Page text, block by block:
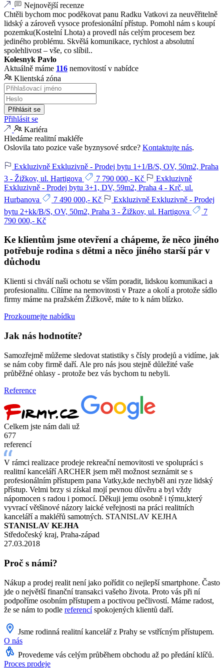
Nejnovější recenze
Chtěli bychom moc poděkovat panu Radku Vatkovi za neuvěřitelně
lidský a zároveň vysoce profesionální přístup. Pomohl nám s koupí
pozemku(Kostelní Lhota) a provedl nás celým procesem bez
jediného problému. Skvělá komunikace, rychlost a absolutní
spolehlivost – vše, co slíbil..
Kolesnyk Pavlo
Aktuálně máme 116 nemovitostí v nabídce
Klientská zóna
Přihlásit se
Přihlásit se
Kariéra
Hledáme realitní makléře
Oslovila tato pozice vaše byznysové srdce? Kontaktujte nás.
Exkluzivně Exkluzivně - Prodej bytu 1+1/B/S, OV, 50m2, Praha
3 - Žižkov, ul. Hartigova
7 790 000,- Kč
Exkluzivně
Exkluzivně - Prodej bytu 3+1, DV, 59m2, Praha 4 - Krč, ul.
Hurbanova
7 490 000,- Kč Exkluzivně Exkluzivně - Prodej
bytu 2+kk/B/S, OV, 50m2, Praha 3 - Žižkov, ul. Hartigova
7
790 000,- Kč
Ke klientům jsme otevřenía chápeme, že něco jiného
potřebuje rodina s dětmi a něco jiného starší pár v
důchodu
Klienti si chválí naši ochotu se vším poradit, lidskou komunikaci a
profesionalitu. Cílíme na nemovitosti v Praze a okolí a protože sídlo
firmy máme na pražském Žižkově, máte to k nám blízko.
Prozkoumejte nabídku
Jak nás hodnotíte?
Samozřejmě můžeme sledovat statistiky s čísly prodejů a vidíme, jak
se nám coby firmě daří. Ale pro nás jsou stejně důležité vaše
průběžné ohlasy - protože bez vás bychom tu nebyli.
Reference
Celkem jste nám dali už
677
referencí
V rámci realizace prodeje rekreační nemovitosti ve spolupráci s
realitní kanceláří ARCHER jsem měl možnost seznámit se s
profesionálním přístupem pana Vatky,kde nechyběl ani ryze lidský
přístup. Velmi brzy si získal mojí pevnou důvěru a byl vždy
nápomocen s radou i pomocí. Děkuji jemu osobně i týmu,který
vyvrací většinové názory laické veřejnosti na práci realitních
kanceláří a makléřů samotných. STANISLAV KEJHA
STANISLAV KEJHA
Středočeský kraj, Praha-západ
27.03.2018
Proč s námi?
Nákup a prodej realit není jako pořídit co nejlepší smartphone. Často
jde o největší finanční transakci vašeho života. Proto vás při ní
podpoříme osobním přístupem a poctivou pečlivostí. Máme radost,
že se nám to podle referencíspokojených klientů daří.
Jsme rodinná realitní kancelář z Prahy se vstřícným přístupem.
O nás
Provedeme vás celým průběhem obchodu až po předání klíčů.
Proces prodeje